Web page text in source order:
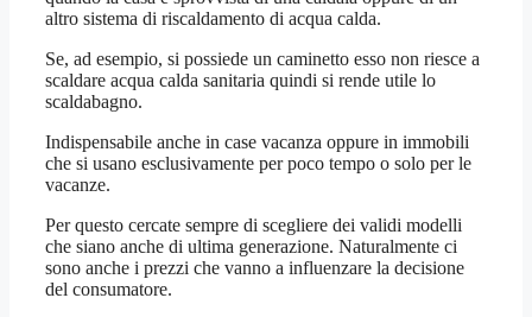
altro sistema di riscaldamento di acqua calda.
Se, ad esempio, si possiede un caminetto esso non riesce a
scaldare acqua calda sanitaria quindi si rende utile lo
scaldabagno.
Indispensabile anche in case vacanza oppure in immobili
che si usano esclusivamente per poco tempo o solo per le
vacanze.
Per questo cercate sempre di scegliere dei validi modelli
che siano anche di ultima generazione. Naturalmente ci
sono anche i prezzi che vanno a influenzare la decisione
del consumatore.